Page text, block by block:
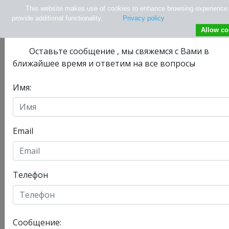
info@tlv.hospital
Главная
Не нашли нужной информации ?
Оставьте сообщениe , мы свяжемся с Вами в
ближайшее время и ответим на все вопросы
Имя:
Email
Телефон
Сообщение:
This website makes use of cookies to enhance browsing experience
provide additional functionality.
Privacy policy
Allow